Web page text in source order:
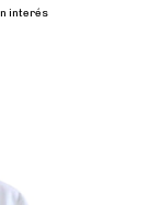
interés